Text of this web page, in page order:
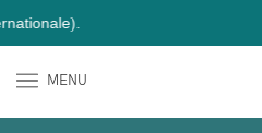
MENU